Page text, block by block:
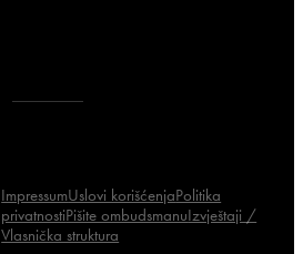
ImpressumUslovi korišćenjaPolitika
privatnostiPišite ombudsmanuIzvještaji /
Vlasnička struktura